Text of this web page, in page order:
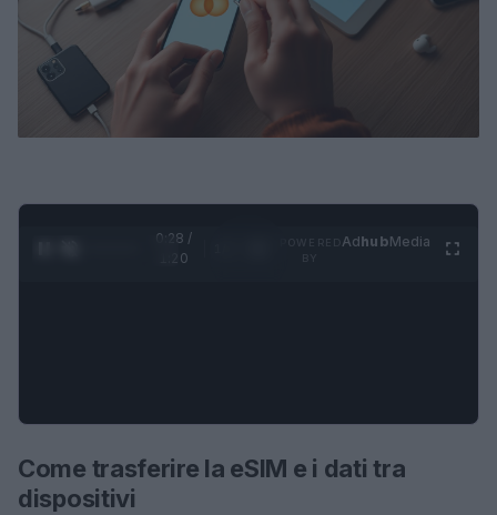
0:29 /
1:20
AdhubMedia
Come trasferire la eSIM e i dati tra
dispositivi